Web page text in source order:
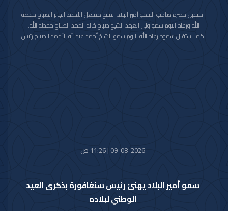
استقبل حضرة صاحب السمو أمير البلاد الشيخ مشعل الأحمد الجابر الصباح حفظه
الله ورعاه اليوم سمو ولي العهد الشيخ صباح خالد الحمد الصباح حفظه الله.
كما استقبل سموه رعاه الله اليوم سمو الشيخ أحمد عبدالله الأحمد الصباح رئيس
09-08-2026 | 11:26 ص
سمو أمير البلاد يهنئ رئيس سنغافورة بذكرى العيد
الوطني لبلاده